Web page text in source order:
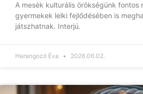
A mesék kulturális örökségünk fontos
gyermekek lelki fejlődésében is
játszhatnak. Interjú.
Harangozó Éva 2026.06.02.